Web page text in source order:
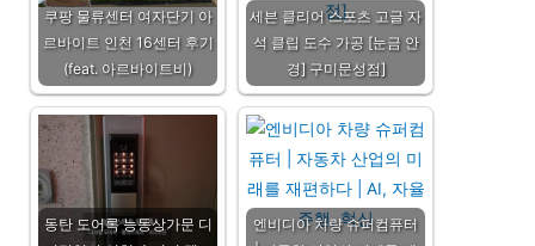
쿠팡 물류센터 여자단기 아
르바이트 인천 16센터 후기
(feat. 아르바이트비)
세븐 클리어 스포츠 고글 자
석 클립 도수 가공 [눈금 안
경] 구미문성점]
동탄 도어록 능동상가문 디
엔비디아 차량 슈퍼컴퓨터